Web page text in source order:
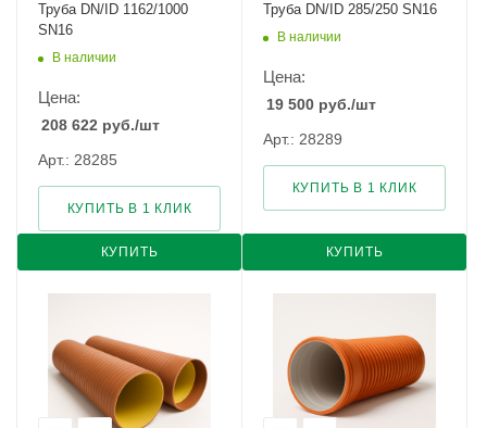
Труба DN/ID 1162/1000
SN16
В наличии
Цена:
208 622 руб./шт
Арт.: 28285
КУПИТЬ
КУПИТЬ В 1 КЛИК
Труба DN/ID 285/250 SN16
В наличии
Цена:
19 500 руб./шт
Арт.: 28289
КУПИТЬ
КУПИТЬ В 1 КЛИК